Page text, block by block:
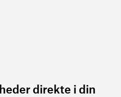
direkte i din